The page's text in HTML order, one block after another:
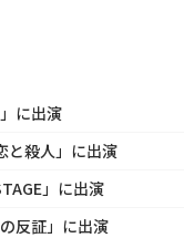
に出演
と殺人」に出演
」に出演
反証」に出演